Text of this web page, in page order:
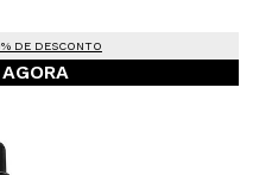
DE DESCONTO